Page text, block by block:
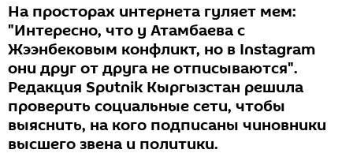
На просторах интернета гуляет мем:
"Интересно, что у Атамбаева с
Жээнбековым конфликт, но в Instagram
они друг от друга не отписываются".
Редакция Sputnik Кыргызстан решила
проверить социальные сети, чтобы
выяснить, на кого подписаны чиновники
высшего звена и политики.